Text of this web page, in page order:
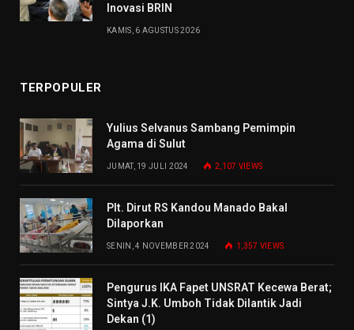
Inovasi BRIN
KAMIS, 6 AGUSTUS 2026
TERPOPULER
Yulius Selvanus Sambang Pemimpin
Agama di Sulut
JUMAT, 19 JULI 2024 2,107 VIEWS
Plt. Dirut RS Kandou Manado Bakal
Dilaporkan
SENIN, 4 NOVEMBER 2024 1,357 VIEWS
Pengurus IKA Fapet UNSRAT Kecewa Berat;
Sintya J.K. Umboh Tidak Dilantik Jadi
Dekan (1)